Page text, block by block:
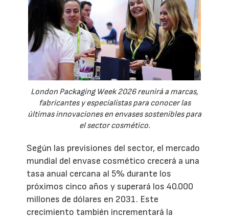
London Packaging Week 2026 reunirá a marcas,
fabricantes y especialistas para conocer las
últimas innovaciones en envases sostenibles para
el sector cosmético.
Según las previsiones del sector, el mercado
mundial del envase cosmético crecerá a una
tasa anual cercana al 5% durante los
próximos cinco años y superará los 40.000
millones de dólares en 2031. Este
crecimiento también incrementará la